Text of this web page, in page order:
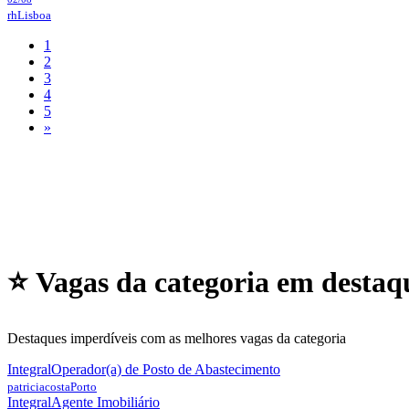
rhLisboa
1
2
3
4
5
»
⭐ Vagas da categoria em
Destaques imperdíveis com as melhores vagas da categoria
IntegralOperador(a) de Posto de Abastecimento
patriciacostaPorto
IntegralAgente Imobiliário